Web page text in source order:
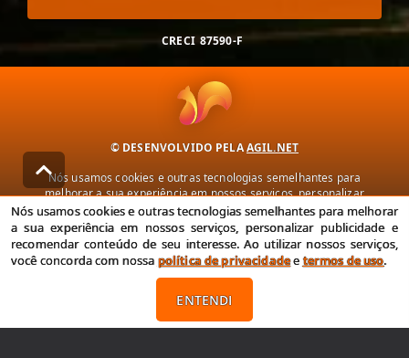
CRECI 87590-F
© DESENVOLVIDO PELAAGIL.NET
Nós usamos cookies e outras tecnologias semelhantes para
melhorar a sua experiência em nossos serviços, personalizar
publicidade e recomendar conteúdo de seu interesse. Ao utilizar
nossos serviços, você concorda com nossa política de privacidade e
termos de uso.
Política de Privacidade Termos de uso
Nós usamos cookies e outras tecnologias semelhantes para melhorar
a sua experiência em nossos serviços, personalizar publicidade e
recomendar conteúdo de seu interesse. Ao utilizar nossos serviços,
você concorda com nossa política de privacidadeetermos de uso.
ENTENDI